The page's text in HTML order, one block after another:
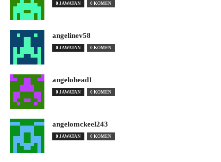
0 JAWATAN 0 KOMEN
angelinev58
0 JAWATAN 0 KOMEN
angelohead1
0 JAWATAN 0 KOMEN
angelomckeel243
0 JAWATAN 0 KOMEN